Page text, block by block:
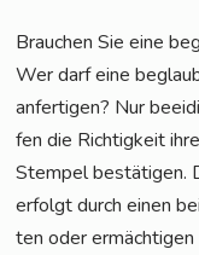
Brau­chen Sie eine
Wer darf eine
anfer­ti­gen? Nur
fen die Rich­tig­keit
Stem­pel bestä­ti­gen.
erfolgt durch einen
ten oder